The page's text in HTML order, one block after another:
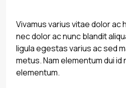
Vivamus varius vitae dolor ac
nec dolor ac nunc blandit
ligula egestas varius ac sed
metus. Nam elementum dui id
elementum.